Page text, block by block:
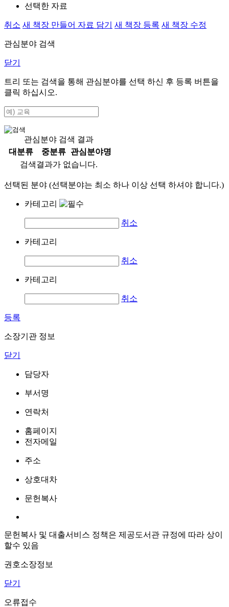
선택한 자료
취소 새 책장 만들어 자료 담기 새 책장 등록 새 책장 수정
관심분야 검색
닫기
트리 또는 검색을 통해 관심분야를 선택 하신 후 등록 버튼을
클릭 하십시오.
관심분야 검색 결과
대분류
중분류
관심분야명
검색결과가 없습니다.
선택된 분야 (선택분야는 최소 하나 이상 선택 하셔야 합니다.)
카테고리
취소
카테고리
취소
카테고리
취소
등록
소장기관 정보
닫기
담당자
부서명
연락처
홈페이지
전자메일
주소
상호대차
문헌복사
문헌복사 및 대출서비스 정책은 제공도서관 규정에 따라 상이
할수 있음
권호소장정보
닫기
오류접수